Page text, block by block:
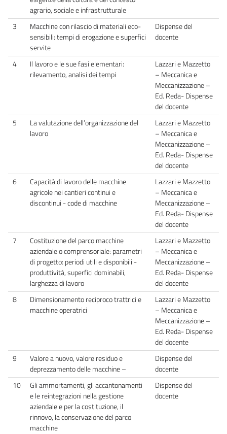
agrario, sociale e infrastrutturale
3
Macchine con rilascio di materiali eco-
sensibili: tempi di erogazione e superfici
servite
Dispense del
docente
4
Il lavoro e le sue fasi elementari:
rilevamento, analisi dei tempi
Lazzari e Mazzetto
– Meccanica e
Meccanizzazione –
Ed. Reda- Dispense
del docente
5
La valutazione dell’organizzazione del
lavoro
Lazzari e Mazzetto
– Meccanica e
Meccanizzazione –
Ed. Reda- Dispense
del docente
6
Capacità di lavoro delle macchine
agricole nei cantieri continui e
discontinui - code di macchine
Lazzari e Mazzetto
– Meccanica e
Meccanizzazione –
Ed. Reda- Dispense
del docente
7
Costituzione del parco macchine
aziendale o comprensoriale: parametri
di progetto: periodi utili e disponibili -
produttività, superfici dominabili,
larghezza di lavoro
Lazzari e Mazzetto
– Meccanica e
Meccanizzazione –
Ed. Reda- Dispense
del docente
8
Dimensionamento reciproco trattrici e
macchine operatrici
Lazzari e Mazzetto
– Meccanica e
Meccanizzazione –
Ed. Reda- Dispense
del docente
9
Valore a nuovo, valore residuo e
deprezzamento delle macchine –
Dispense del
docente
10
Gli ammortamenti, gli accantonamenti
e le reintegrazioni nella gestione
aziendale e per la costituzione, il
rinnovo, la conservazione del parco
macchine
Dispense del
docente